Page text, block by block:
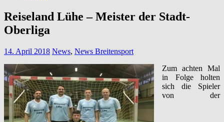
Reiseland Lühe – Meister der Stadt-
Oberliga
14. April 2018 News, News Breitensport
Zum achten Mal
in Folge holten
sich die Spieler
von der